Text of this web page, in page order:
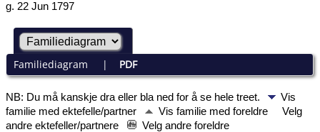
g. 22 Jun 1797
Familiediagram | PDF
NB: Du må kanskje dra eller bla ned for å se hele treet.
Vis
familie med ektefelle/partner
Vis familie med foreldre
Velg
andre ektefeller/partnere
Velg andre foreldre